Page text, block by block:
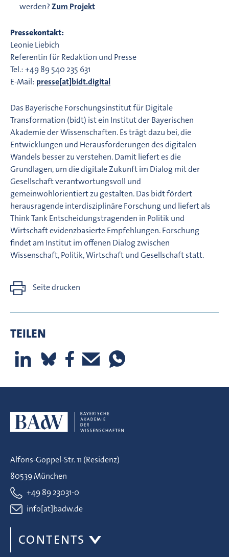
werden?Zum Projekt
Pressekontakt:
Leonie Liebich
Referentin für Redaktion und Presse
Tel.: +49 89 540 235 631
E-Mail: presse[at]bidt.digital
Das Bayerische Forschungsinstitut für Digitale
Transformation (bidt) ist ein Institut der Bayerischen
Akademie der Wissenschaften. Es trägt dazu bei, die
Entwicklungen und Herausforderungen des digitalen
Wandels besser zu verstehen. Damit liefert es die
Grundlagen, um die digitale Zukunft im Dialog mit der
Gesellschaft verantwortungsvoll und
gemeinwohlorientiert zu gestalten. Das bidt fördert
herausragende interdisziplinäre Forschung und liefert als
Think Tank Entscheidungstragenden in Politik und
Wirtschaft evidenzbasierte Empfehlungen. Forschung
findet am Institut im offenen Dialog zwischen
Wissenschaft, Politik, Wirtschaft und Gesellschaft statt.
Seite drucken
TEILEN
Alfons-Goppel-Str. 11 (Residenz)
80539 München
+49 89 23031-0
info[at]badw.de
CONTENTS